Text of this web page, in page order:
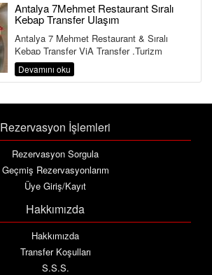
Antalya 7Mehmet Restaurant Sıralı
Kebap Transfer Ulaşım
Antalya 7 Mehmet Restaurant & Sıralı
Kebap Transfer ViA Transfer ,Turizm
Bakanlığı ve Ulaştırma Bakanlığına Bağlı ...
Devamını oku
Rezervasyon İşlemleri
Rezervasyon Sorgula
Geçmiş Rezervasyonlarım
Üye Giriş/Kayıt
Hakkımızda
Hakkımızda
Transfer Koşulları
S.S.S.